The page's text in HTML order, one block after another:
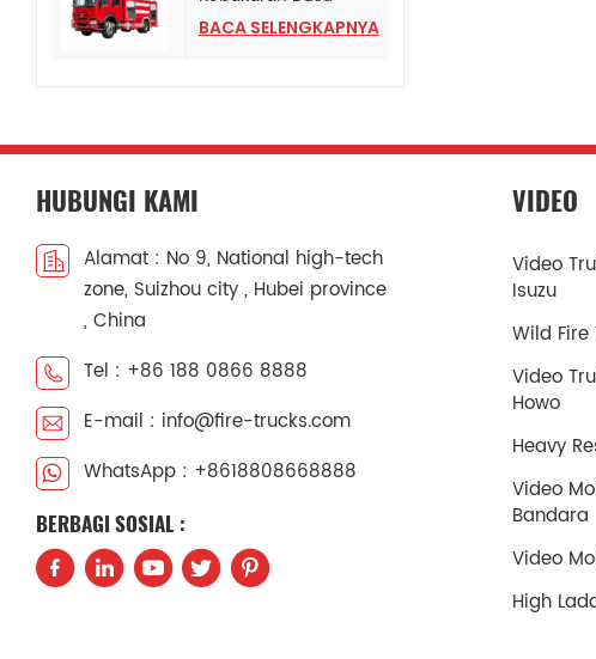
Bertekanan Tinggi
HOWO
BACA SELENGKAPNYA
HUBUNGI KAMI
Alamat : No 9, National high-tech
zone, Suizhou city , Hubei province
, China
Tel : +86 188 0866 8888
E-mail : info@fire-trucks.com
WhatsApp : +8618808668888
BERBAGI SOSIAL :
VIDEO
Video
Isuzu
Wild
Video
Howo
Heavy
Video
Bandara
Video
High